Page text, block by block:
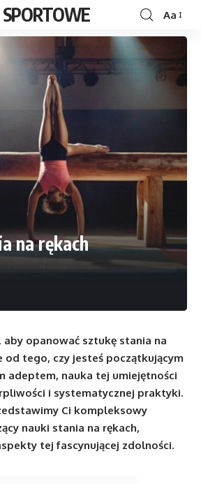
SPORTOWE Aa
na rękach
aby opanować sztukę stania na
od tego, czy jesteś początkującym
adeptem, nauka tej umiejętności
i systematycznej praktyki.
Ci kompleksowy
nauki stania na rękach,
tej fascynującej zdolności.